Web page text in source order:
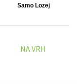
Samo Lozej
NA VRH